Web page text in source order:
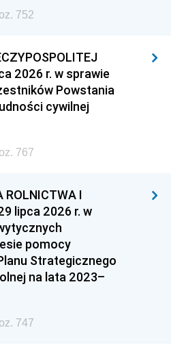
752
2026 r. w sprawie
Powstania
cywilnej
767
ROLNICTWA I
lipca 2026 r. w
pomocy
Strategicznego
na lata 2023–
747